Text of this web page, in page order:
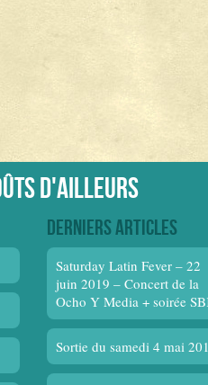
d'ailleurs
Derniers articles
Saturday Latin Fever – 22
juin 2019 – Concert de la
Ocho Y Media + soirée
Sortie du samedi 4 mai